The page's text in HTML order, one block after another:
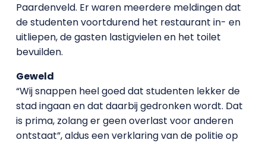
Paardenveld. Er waren meerdere meldingen dat
de studenten voortdurend het restaurant in- en
uitliepen, de gasten lastigvielen en het toilet
bevuilden.
Geweld
“Wij snappen heel goed dat studenten lekker de
stad ingaan en dat daarbij gedronken wordt. Dat
is prima, zolang er geen overlast voor anderen
ontstaat”, aldus een verklaring van de politie op